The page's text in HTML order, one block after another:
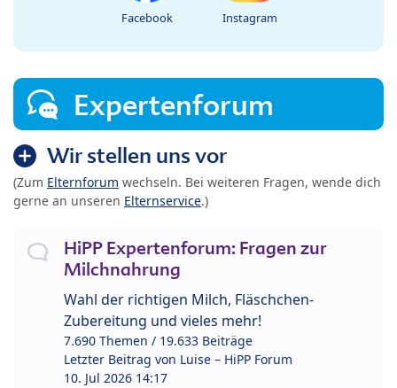
Facebook Instagram
Expertenforum
Wir stellen uns vor
(Zum Elternforum wechseln. Bei weiteren Fragen, wende dich
gerne an unseren Elternservice.)
HiPP Expertenforum: Fragen zur
Milchnahrung
Wahl der richtigen Milch, Fläschchen-
Zubereitung und vieles mehr!
7.690 Themen / 19.633 Beiträge
Letzter Beitrag von Luise – HiPP Forum
10. Jul 2026 14:17